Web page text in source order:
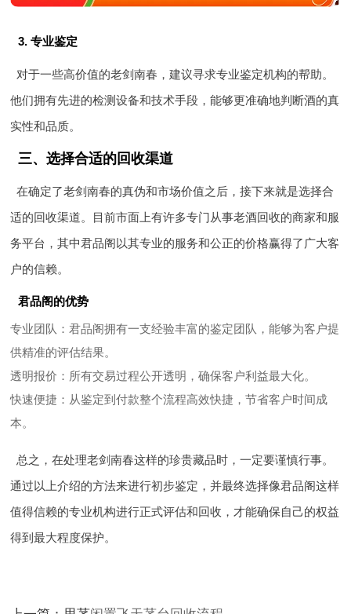
3. 专业鉴定
对于一些高价值的老剑南春，建议寻求专业鉴定机构的帮助。
他们拥有先进的检测设备和技术手段，能够更准确地判断酒的真
实性和品质。
三、选择合适的回收渠道
在确定了老剑南春的真伪和市场价值之后，接下来就是选择合
适的回收渠道。目前市面上有许多专门从事老酒回收的商家和服
务平台，其中君品阁以其专业的服务和公正的价格赢得了广大客
户的信赖。
君品阁的优势
专业团队 ：君品阁拥有一支经验丰富的鉴定团队，能够为客户提
供精准的评估结果。
透明报价 ：所有交易过程公开透明，确保客户利益最大化。
快速便捷 ：从鉴定到付款整个流程高效快捷，节省客户时间成
本。
总之，在处理老剑南春这样的珍贵藏品时，一定要谨慎行事。
通过以上介绍的方法来进行初步鉴定，并最终选择像君品阁这样
值得信赖的专业机构进行正式评估和回收，才能确保自己的权益
得到最大程度保护。